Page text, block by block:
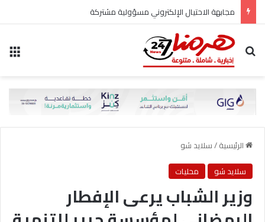
مجابهة الاحتيال الإلكتروني مسؤولية مشتركة
بحث عن
الرئيسية/سلايد شو
سلايد شو
محليات
وزير الشباب يرعى الإفطار